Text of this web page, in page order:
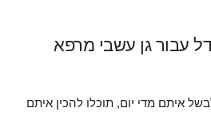
עבור גן עשבי מרפא
איתם מדי יום, תוכלו להכין איתם